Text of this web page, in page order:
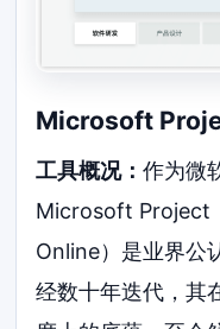
Microsoft
工具概况：作为微
Microsoft Project
Online）是业界公
经数十年迭代，其